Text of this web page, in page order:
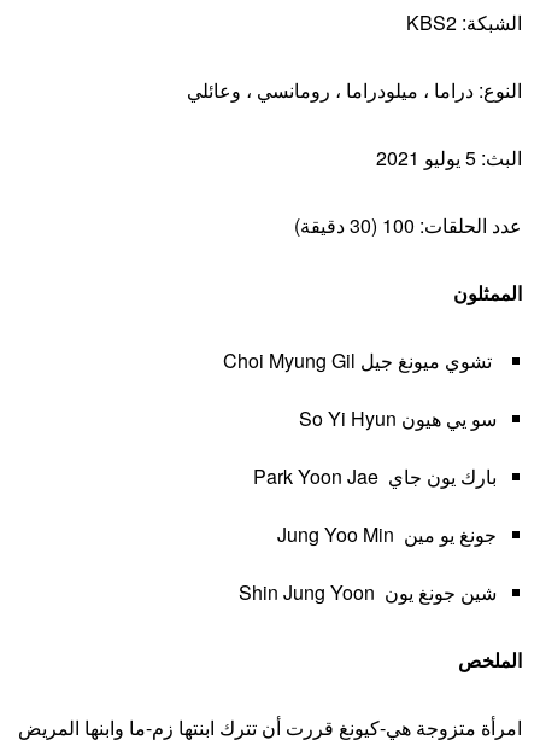
الشبكة: KBS2
النوع: دراما ، ميلودراما ، رومانسي ، وعائلي
البث: 5 يوليو 2021
عدد الحلقات: 100 (30 دقيقة)
الممثلون
تشوي ميونغ جيل Choi Myung Gil
سو يي هيون So Yi Hyun
بارك يون جاي Park Yoon Jae
جونغ يو مين Jung Yoo Min
شين جونغ يون Shin Jung Yoon
الملخص
امرأة متزوجة هي-كيونغ قررت أن تترك ابنتها زم-ما وابنها المريض